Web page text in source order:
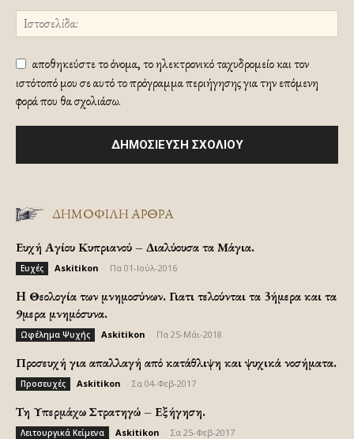
αποθηκεύστε το όνομα, το ηλεκτρονικό ταχυδρομείο και τον
ιστότοπό μου σε αυτό το πρόγραμμα περιήγησης για την επόμενη
φορά που θα σχολιάσω.
ΔΗΜΟΦΙΛΗ ΑΡΘΡΑ
Ευχή Αγίου Κυπριανού – Διαλύουσα τα Μάγια.
Ευχές Askitikon Πα 01-Ιούλ-2016
H Θεολογία των μνημοσύνων. Γιατι τελούνται τα 3ήμερα και τα
9μερα μνημόσυνα.
Ωφέλημα Ψυχής Askitikon Πα 25-Μάι-2018
Προσευχή για απαλλαγή από κατάθλιψη και ψυχικά νοσήματα.
Προσευχές Askitikon Σα 04-Φεβ-2017
Τη Υπερμάχω Στρατηγώ – Εξήγηση.
Λειτουργικά Κείμενα Askitikon Σα 25-Φεβ-2017